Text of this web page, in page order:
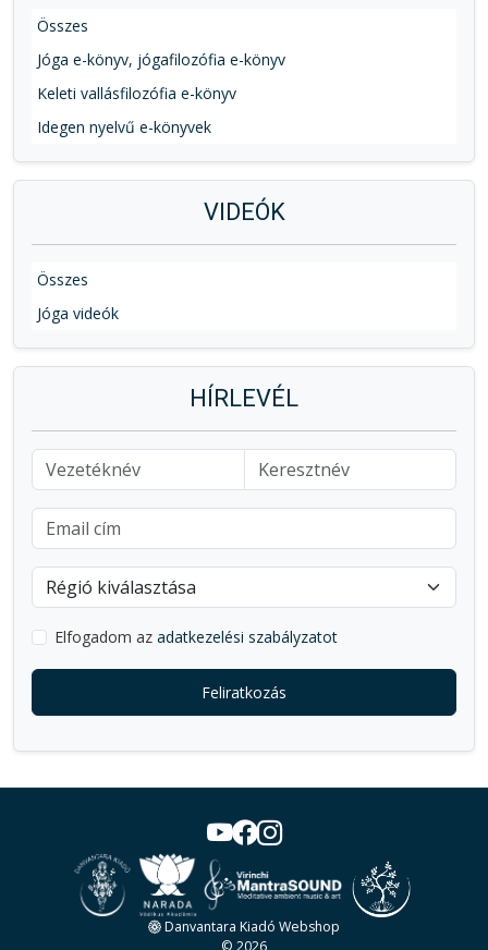
Összes
Jóga e-könyv, jógafilozófia e-könyv
Keleti vallásfilozófia e-könyv
Idegen nyelvű e-könyvek
VIDEÓK
Összes
Jóga videók
HÍRLEVÉL
Elfogadom az adatkezelési szabályzatot
Feliratkozás
Danvantara Kiadó Webshop